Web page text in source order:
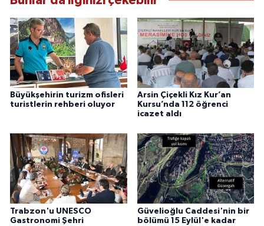
Büyükşehirin turizm ofisleri
turistlerin rehberi oluyor
Arsin Çiçekli Kız Kur’an
Kursu’nda 112 öğrenci
icazet aldı
Trabzon'u UNESCO
Gastronomi Şehri
Güvelioğlu Caddesi'nin bir
bölümü 15 Eylül'e kadar